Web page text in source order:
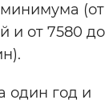
минимума (от
и от 7580 до
один год и